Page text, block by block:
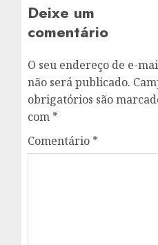
Deixe um
comentário
O seu endereço de e-
não será publicado.
obrigatórios são
com *
Comentário *